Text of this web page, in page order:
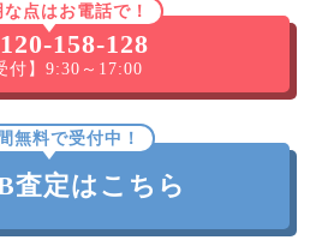
な点はお電話で！
158-128
付】9:30～17:00
無料で受付中！
査定はこちら